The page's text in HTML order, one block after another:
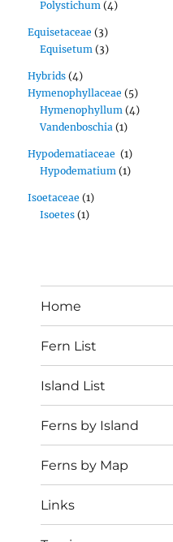
Polystichum (4)
Equisetaceae (3)
Equisetum (3)
Hybrids (4)
Hymenophyllaceae (5)
Hymenophyllum (4)
Vandenboschia (1)
Hypodematiaceae (1)
Hypodematium (1)
Isoetaceae (1)
Isoetes (1)
Home
Fern List
Island List
Ferns by Island
Ferns by Map
Links